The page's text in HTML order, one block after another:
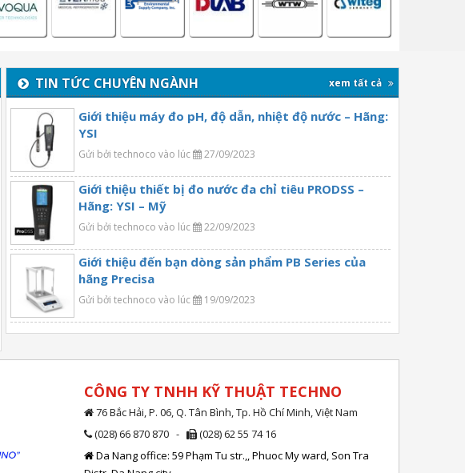
TIN TỨC CHUYÊN NGÀNH xem tất cả
Giới thiệu máy đo pH, độ dẫn, nhiệt độ nước – Hãng:
YSI
Gửi bởi technoco vào lúc 27/09/2023
Giới thiệu thiết bị đo nước đa chỉ tiêu PRODSS –
Hãng: YSI – Mỹ
Gửi bởi technoco vào lúc 22/09/2023
Giới thiệu đến bạn dòng sản phẩm PB Series của
hãng Precisa
Gửi bởi technoco vào lúc 19/09/2023
CÔNG TY TNHH KỸ THUẬT TECHNO
76 Bắc Hải, P. 06, Q. Tân Bình, Tp. Hồ Chí Minh, Việt Nam
(028) 66 870 870 -
(028) 62 55 74 16
Da Nang office: 59 Phạm Tu str.,, Phuoc My ward, Son Tra